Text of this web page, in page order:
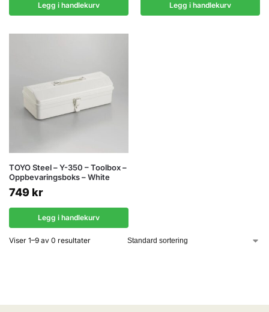
Legg i handlekurv Legg i handlekurv
TOYO Steel – Y-350 – Toolbox –
Oppbevaringsboks – White
749 kr
Legg i handlekurv
Viser 1–9 av 0 resultater